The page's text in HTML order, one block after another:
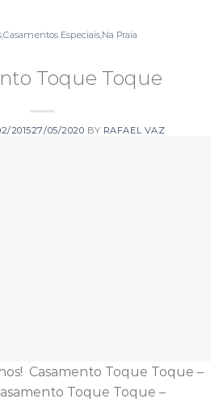
Casamentos Especiais Na Praia
Toque Toque
201527/05/2020 BY RAFAEL VAZ
Casamento Toque Toque –
Toque Toque –